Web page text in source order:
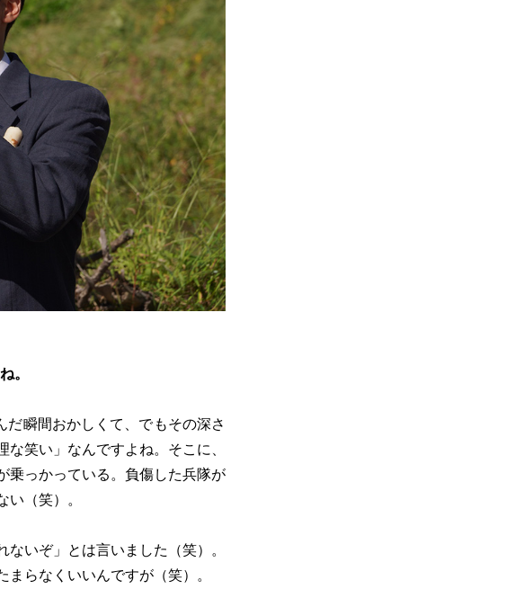
。
だ瞬間おかしくて、でもその深さ
笑い」なんですよね。そこに、
乗っかっている。負傷した兵隊が
（笑）。
いぞ」とは言いました（笑）。
らなくいいんですが（笑）。